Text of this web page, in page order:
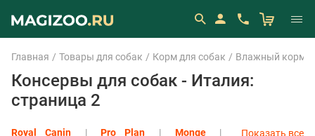
Главная Товары для собак Корм для собак Влажный корм
Консервы для собак - Италия:
страница 2
Royal Canin Pro Plan
Monge
Показать все